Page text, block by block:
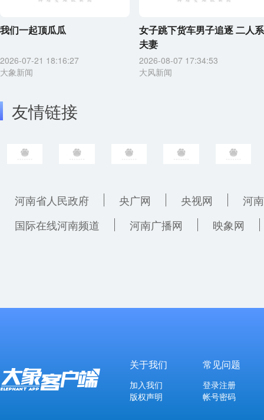
我们一起顶瓜瓜
2026-07-21 18:16:27
大象新闻
女子跳下货车男子追逐 二人系
夫妻
2026-08-07 17:34:53
大风新闻
友情链接
河南省人民政府 央广网 央视网
河
国际在线河南频道
河南广播网 映象网
关于我们
加入我们
版权声明
常见问题
登录注册
帐号密码